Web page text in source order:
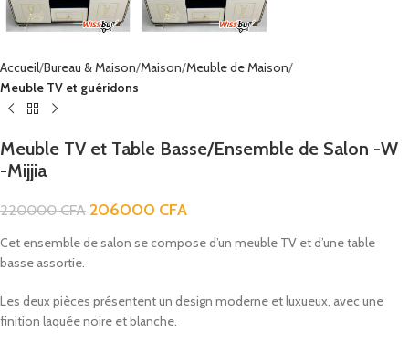
Accueil Bureau & Maison Maison Meuble de Maison
Meuble TV et guéridons
Meuble TV et Table Basse/Ensemble de Salon -W
-Mijjia
220000CFA 206000 CFA
Cet ensemble de salon se compose d’un meuble TV et d’une table
basse assortie.
Les deux pièces présentent un design moderne et luxueux, avec une
finition laquée noire et blanche.